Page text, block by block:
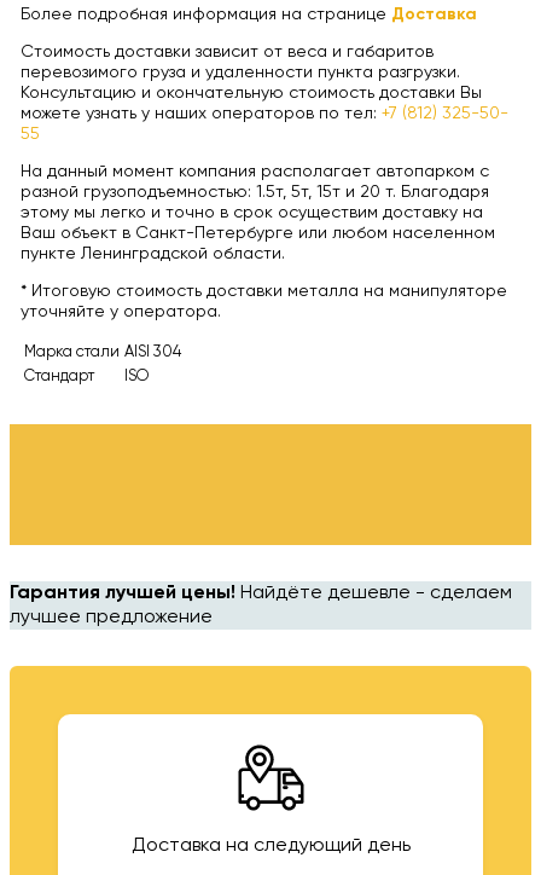
Более подробная информация на странице Доставка
Стоимость доставки зависит от веса и габаритов
перевозимого груза и удаленности пункта разгрузки.
Консультацию и окончательную стоимость доставки Вы
можете узнать у наших операторов по тел: +7 (812) 325-50-
55
На данный момент компания располагает автопарком с
разной грузоподъемностью: 1.5т, 5т, 15т и 20 т. Благодаря
этому мы легко и точно в срок осуществим доставку на
Ваш объект в Санкт-Петербурге или любом населенном
пункте Ленинградской области.
* Итоговую стоимость доставки металла на манипуляторе
уточняйте у оператора.
Марка стали AISI 304
Стандарт
ISO
Гарантия лучшей цены! Найдёте дешевле - сделаем
лучшее предложение
Доставка на следующий день